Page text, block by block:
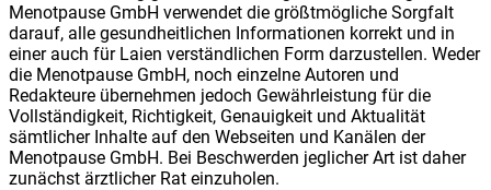
Menotpause GmbH verwendet die größtmögliche Sorgfalt
darauf, alle gesundheitlichen Informationen korrekt und in
einer auch für Laien verständlichen Form darzustellen. Weder
die Menotpause GmbH, noch einzelne Autoren und
Redakteure übernehmen jedoch Gewährleistung für die
Vollständigkeit, Richtigkeit, Genauigkeit und Aktualität
sämtlicher Inhalte auf den Webseiten und Kanälen der
Menotpause GmbH. Bei Beschwerden jeglicher Art ist daher
zunächst ärztlicher Rat einzuholen.